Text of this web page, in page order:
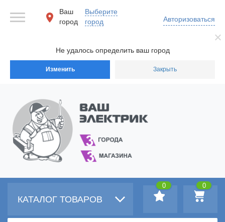
Не удалось определить ваш город
Изменить Закрыть
Ваш
город
Выберите
город
Авторизоваться
КАТАЛОГ ТОВАРОВ
0
0